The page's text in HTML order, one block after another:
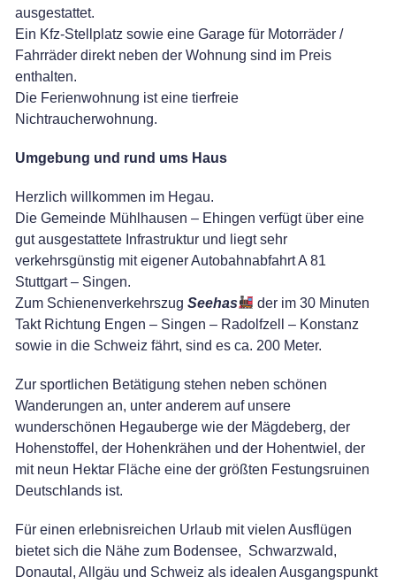
ausgestattet.
Ein Kfz-Stellplatz sowie eine Garage für Motorräder /
Fahrräder direkt neben der Wohnung sind im Preis
enthalten.
Die Ferienwohnung ist eine tierfreie
Nichtraucherwohnung.
Umgebung und rund ums Haus
Herzlich willkommen im Hegau.
Die Gemeinde Mühlhausen – Ehingen verfügt über eine
gut ausgestattete Infrastruktur und liegt sehr
verkehrsgünstig mit eigener Autobahnabfahrt A 81
Stuttgart – Singen.
Zum Schienenverkehrszug Seehas
der im 30 Minuten
Takt Richtung Engen – Singen – Radolfzell – Konstanz
sowie in die Schweiz fährt, sind es ca. 200 Meter.
Zur sportlichen Betätigung stehen neben schönen
Wanderungen an, unter anderem auf unsere
wunderschönen Hegauberge wie der Mägdeberg, der
Hohenstoffel, der Hohenkrähen und der Hohentwiel, der
mit neun Hektar Fläche eine der größten Festungsruinen
Deutschlands ist.
Für einen erlebnisreichen Urlaub mit vielen Ausflügen
bietet sich die Nähe zum Bodensee, Schwarzwald,
Donautal, Allgäu und Schweiz als idealen Ausgangspunkt